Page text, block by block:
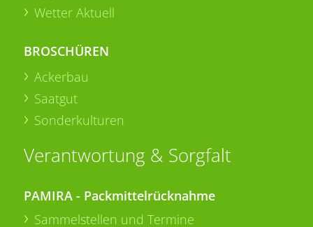
Wetter Aktuell
BROSCHÜREN
Ackerbau
Saatgut
Sonderkulturen
Verantwortung & Sorgfalt
PAMIRA - Packmittelrücknahme
Sammelstellen und Termine